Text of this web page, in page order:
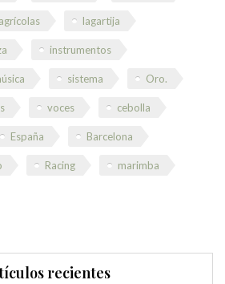
agrícolas lagartija
instrumentos
sistema Oro.
voces cebolla
España Barcelona
Racing marimba
recientes